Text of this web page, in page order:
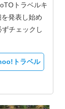
トラベルキ
発表し始め
チェックし
トラベル